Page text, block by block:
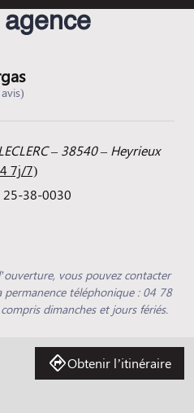
– 38540 – Heyrieux
7j/7)
25-38-0030
vous pouvez contacter
permanence téléphonique : 04 78
dimanches et jours fériés.
Obtenir l’itinéraire